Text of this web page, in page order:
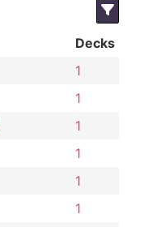
Decks
1
1
1
1
1
1